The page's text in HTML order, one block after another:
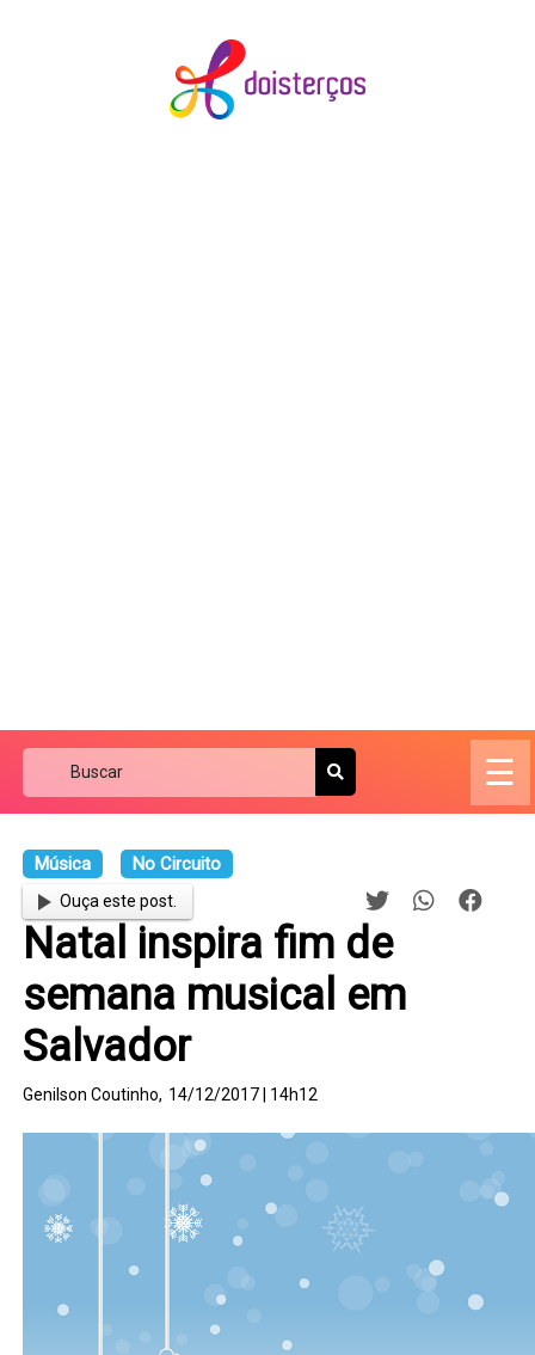
☰
Música No Circuito
Ouça este post.
Natal inspira fim de
semana musical em
Salvador
Genilson Coutinho, 14/12/2017 | 14h12